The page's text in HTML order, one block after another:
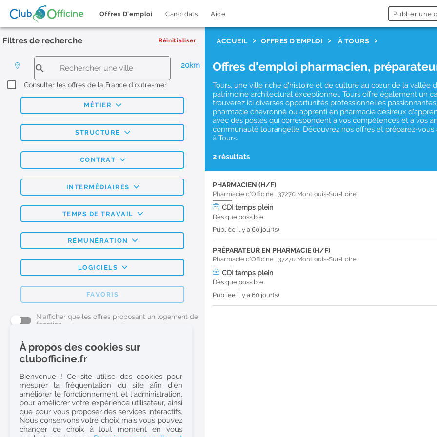
Offres D'emploi Candidats Aide Publier une
Filtres de recherche Réinitialiser
20km
Consulter les offres de la France d'outre-mer
MÉTIER
STRUCTURE
CONTRAT
INTERMÉDIAIRES
TEMPS DE TRAVAIL
RÉMUNÉRATION
LOGICIELS
FAVORIS
N'afficher que les offres proposant un logement de
fonction
L'emploi Pharmacie par métier
Pharmacien (H/F)
Préparateur en Pharmacie (H/F)
Etudiant en Pharmacie (H/F)
Etudiant en Pharmacie 6e année validée (H/F)
Conseiller Dermo Cosmetique - Esthéticienne (H/F)
ACCUEIL OFFRES D'EMPLOI À TOURS
Offres d'emploi pharmacien,
Tours, une ville riche d'histoire et de culture au cœur de la vallée
patrimoine architectural exceptionnel, Tours offre également un
trouverez ici diverses opportunités professionnelles
pharmacie chevronné ou apprenti en pharmacie désireux
avec des postes qui correspondent à vos compétences et à vos
communauté tourangelle. Découvrez nos offres et préparez-
à Tours.
2 résultats
PHARMACIEN (H/F)
Pharmacie d'Officine 37270 Montlouis-Sur-Loire
CDItemps plein
Dès que possible
Publiée il y a 60 jour(s)
PRÉPARATEUR EN PHARMACIE (H/F)
Pharmacie d'Officine 37270 Montlouis-Sur-Loire
CDItemps plein
Dès que possible
Publiée il y a 60 jour(s)
À propos des cookies sur
clubofficine.fr
Bienvenue ! Ce site utilise des cookies pour
mesurer la fréquentation du site afin d’en
améliorer le fonctionnement et l’administration,
pour améliorer votre expérience utilisateur, ainsi
que pour vous proposer des services interactifs.
Nous conservons votre choix mais vous pouvez
changer ce choix à tout moment en vous